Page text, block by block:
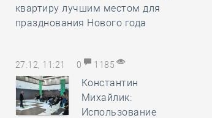
квартиру лучшим местом для
празднования Нового года
27.12, 11:21 0 1185
Константин
Михайлик:
Использование